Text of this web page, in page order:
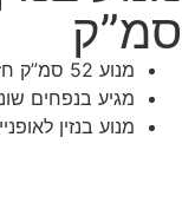
סמ”ק
מנוע 52 סמ”ק חזק במיוחד.
מגיע בנפחים שונים: 33 ,34 ,43
מנוע בנזין